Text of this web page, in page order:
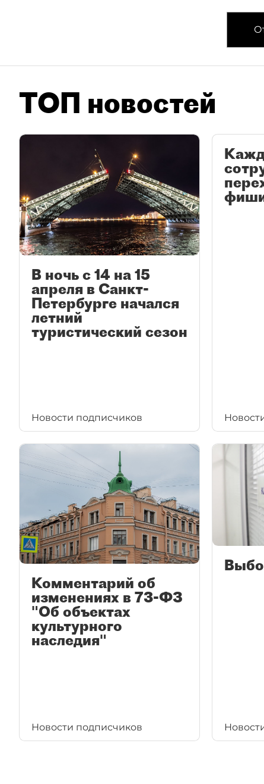
ТОП новостей
В ночь с 14 на 15
апреля в Санкт-
Петербурге начался
летний
туристический сезон
Новости подписчиков
Комментарий об
изменениях в 73-ФЗ
"Об объектах
культурного
наследия"
Новости подписчиков